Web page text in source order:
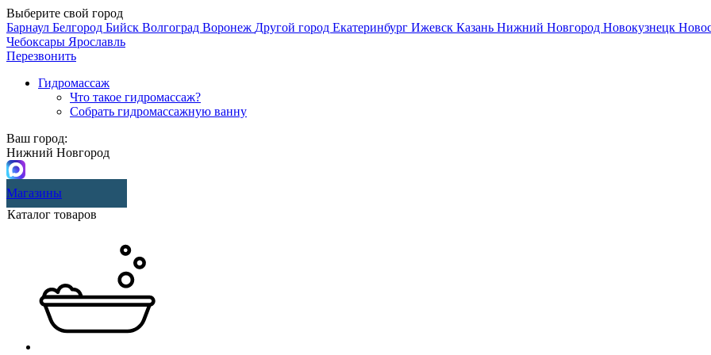
Выберите свой город
Барнаул Белгород Бийск Волгоград Воронеж Другой город Екатеринбург Ижевск Казань Нижний Новгород Новокузнецк
Чебоксары Ярославль
Перезвонить
Гидромассаж
Что такое гидромассаж?
Собрать гидромассажную ванну
Ваш город:
Нижний Новгород
Магазины
Каталог товаров